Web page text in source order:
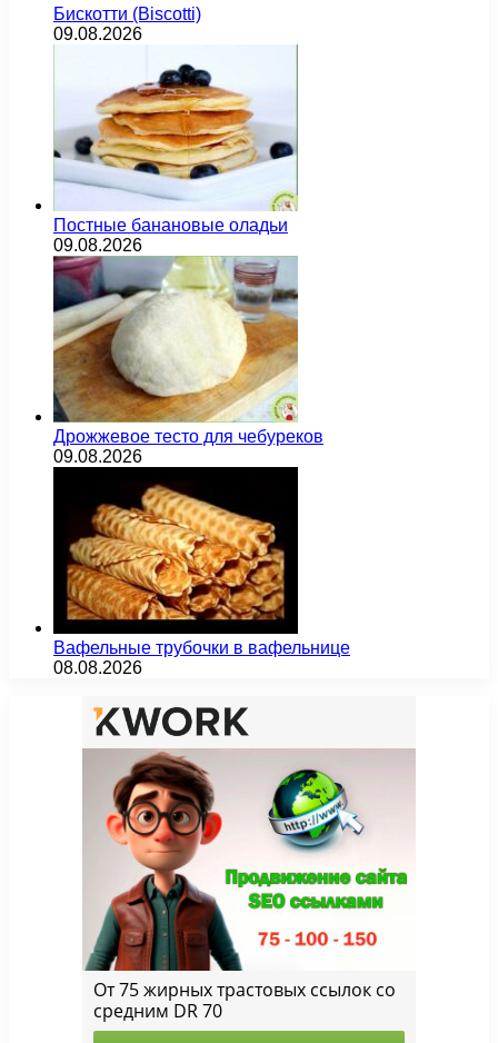
Бискотти (Biscotti)
09.08.2026
Постные банановые оладьи
09.08.2026
Дрожжевое тесто для чебуреков
09.08.2026
Вафельные трубочки в вафельнице
08.08.2026